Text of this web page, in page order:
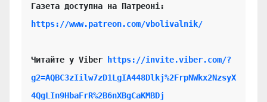
https://www.patreon.com/vbolivalnik/
Читайте у Viber
https://invite.viber.com/?
g2=AQBC3zIilw7zD1LgIA448Dlkj%2FrpNWkx2NzsyX
4QgLIn9HbaFrR%2B6nXBgCaKMBDj